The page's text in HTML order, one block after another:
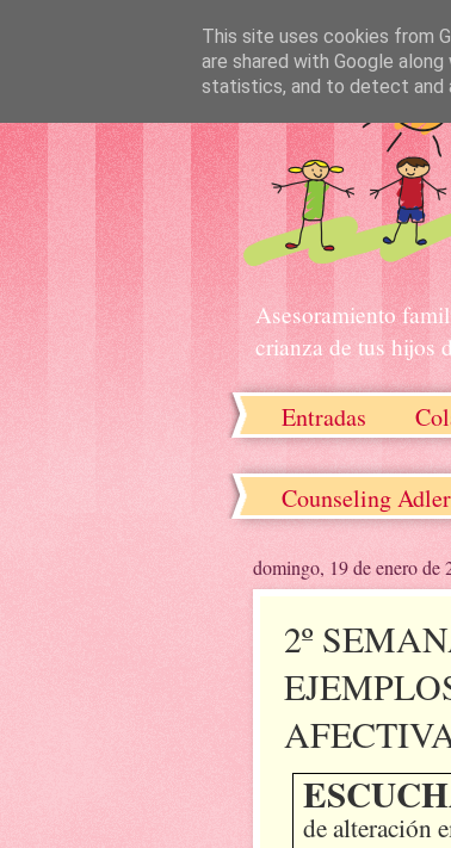
Asesoramiento
crianza de tus hijos
Entradas
Recursos
Counseling
domingo, 19 de enero de
2º
de alteración
This site uses cookies from
are shared with Google
statistics, and to detect and